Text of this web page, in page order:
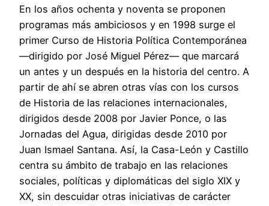
En los años ochenta y noventa se proponen
programas más ambiciosos y en 1998 surge el
primer Curso de Historia Política Contemporánea
—dirigido por José Miguel Pérez— que marcará
un antes y un después en la historia del centro. A
partir de ahí se abren otras vías con los cursos
de Historia de las relaciones internacionales,
dirigidos desde 2008 por Javier Ponce, o las
Jornadas del Agua, dirigidas desde 2010 por
Juan Ismael Santana. Así, la Casa-León y Castillo
centra su ámbito de trabajo en las relaciones
sociales, políticas y diplomáticas del siglo XIX y
XX, sin descuidar otras iniciativas de carácter